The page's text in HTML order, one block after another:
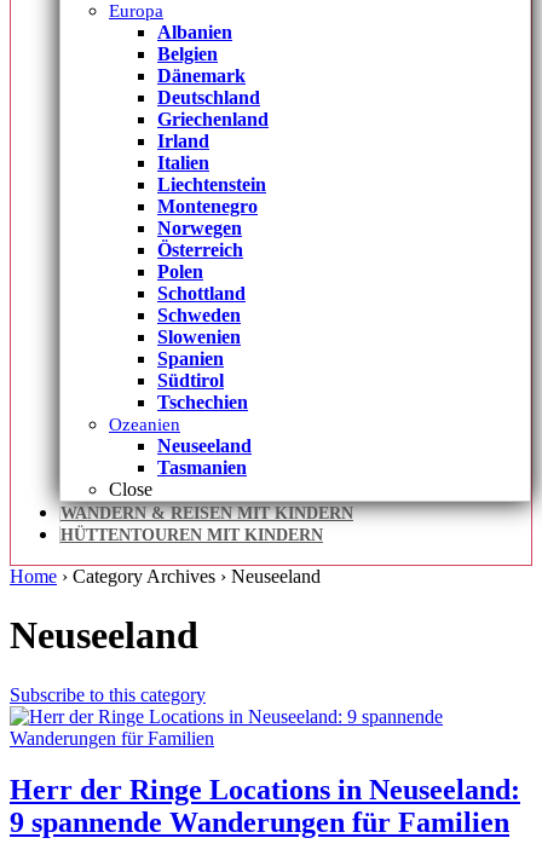
Europa
Albanien
Belgien
Dänemark
Deutschland
Griechenland
Irland
Italien
Liechtenstein
Montenegro
Norwegen
Österreich
Polen
Schottland
Schweden
Slowenien
Spanien
Südtirol
Tschechien
Ozeanien
Neuseeland
Tasmanien
Close
WANDERN & REISEN MIT KINDERN
HÜTTENTOUREN MIT KINDERN
Home › Category Archives › Neuseeland
Neuseeland
Subscribe to this category
Herr der Ringe Locations in Neuseeland:
9 spannende Wanderungen für Familien